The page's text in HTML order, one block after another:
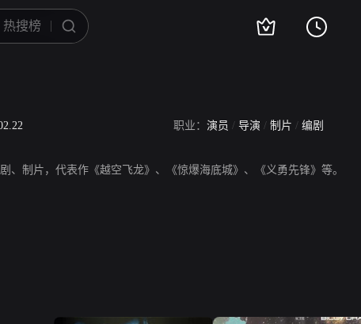
职业： 演员 / 导演 / 制片 / 编剧
、制片，代表作《越空飞龙》、《惊爆海底城》、《义勇先锋》等。